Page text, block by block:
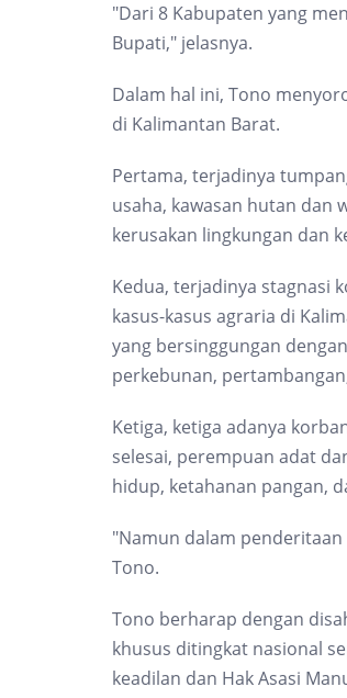
"Dari 8 Kabupaten yang
Bupati," jelasnya.
Dalam hal ini, Tono
di Kalimantan Barat.
Pertama, terjadinya
usaha, kawasan hutan dan
kerusakan lingkungan dan
Kedua, terjadinya stagnasi
kasus-kasus agraria di
yang bersinggungan
perkebunan,
Ketiga, ketiga adanya
selesai, perempuan adat
hidup, ketahanan pangan,
"Namun dalam
Tono.
Tono berharap dengan
khusus ditingkat nasional
keadilan dan Hak Asasi